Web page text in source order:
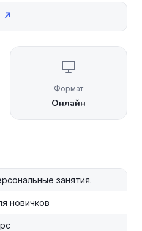
↗
Формат
Онлайн
занятия.
новичков